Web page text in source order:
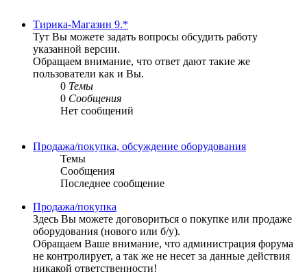
Тирика-Магазин 9.*
Тут Вы можете задать вопросы обсудить работу
указанной версии.
Обращаем внимание, что ответ дают такие же
пользователи как и Вы.
0 Темы
0 Сообщения
Нет сообщений
Продажа/покупка, обсуждение оборудования
Темы
Сообщения
Последнее сообщение
Продажа/покупка
Здесь Вы можете договориться о покупке или продаже
оборудования (нового или б/у).
Обращаем Ваше внимание, что администрация форума
не контролирует, а так же не несет за данные действия
никакой ответственности!